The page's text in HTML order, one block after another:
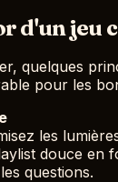
d'un jeu
quelques
pour les
les
douce en
questions.